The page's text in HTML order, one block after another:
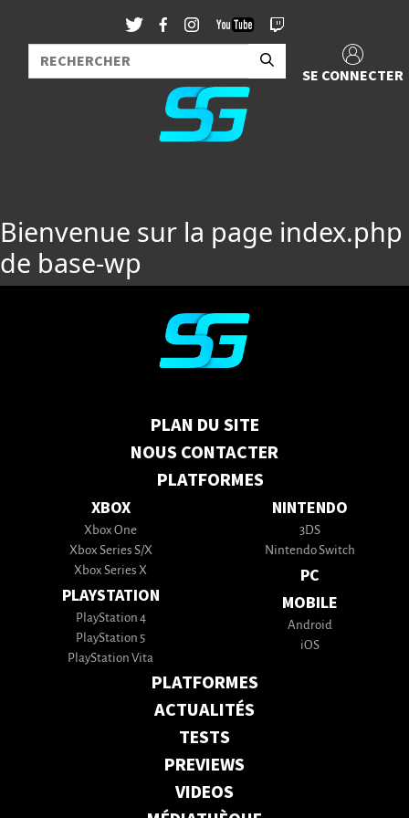
SE CONNECTER
Bienvenue sur la page index.php
de base-wp
PLAN DU SITE
NOUS CONTACTER
PLATFORMES
XBOX
Xbox One
Xbox Series S/X
Xbox Series X
PLAYSTATION
PlayStation 4
PlayStation 5
PlayStation Vita
NINTENDO
3DS
Nintendo Switch
PC
MOBILE
Android
iOS
PLATFORMES
ACTUALITÉS
TESTS
PREVIEWS
VIDEOS